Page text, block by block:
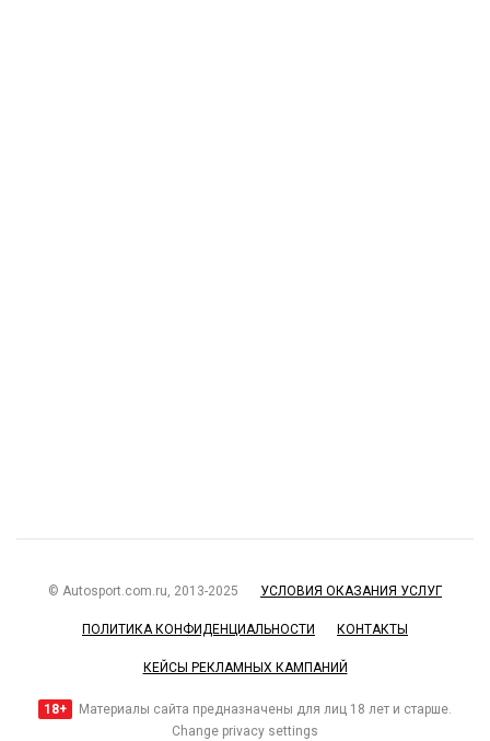
© Autosport.com.ru, 2013-2025 УСЛОВИЯ ОКАЗАНИЯ УСЛУГ
ПОЛИТИКА КОНФИДЕНЦИАЛЬНОСТИ КОНТАКТЫ
КЕЙСЫ РЕКЛАМНЫХ КАМПАНИЙ
18+
Материалы сайта предназначены для лиц 18 лет и старше.
Change privacy settings